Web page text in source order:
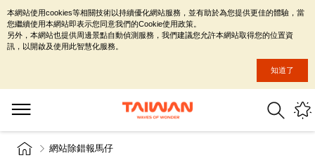
網站除錯報馬仔
本網站使用cookies等相關技術以持續優化網站服務，並有助於為您提供更佳的體驗，當
您繼續使用本網站即表示您同意我們的Cookie使用政策。
另外，本網站也提供周邊景點自動偵測服務，我們建議您允許本網站取得您的位置資
訊，以開啟及使用此智慧化服務。
知道了